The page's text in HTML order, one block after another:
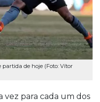
de hoje (Foto: Vítor
vez para cada um dos